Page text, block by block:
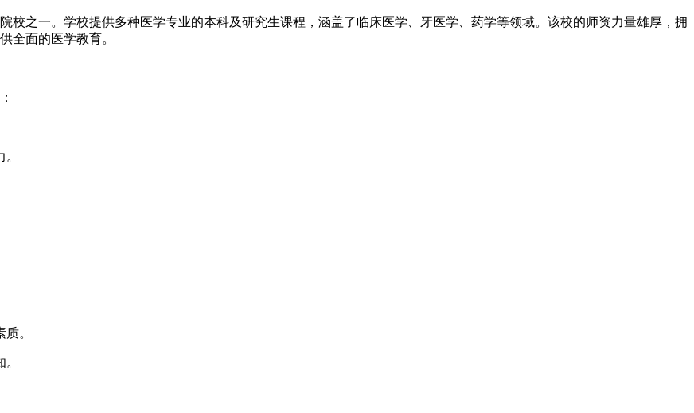
校之一。学校提供多种医学专业的本科及研究生课程，涵盖了临床医学、牙医学、药学等领域。该校的师资力量雄厚，拥
全面的医学教育。
。